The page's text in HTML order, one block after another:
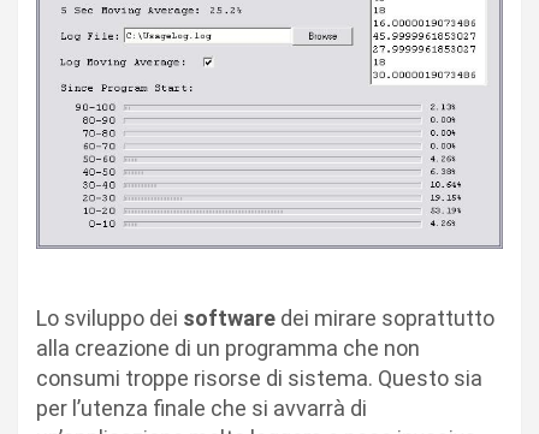
Lo sviluppo dei software dei mirare soprattutto
alla creazione di un programma che non
consumi troppe risorse di sistema. Questo sia
per l’utenza finale che si avvarrà di